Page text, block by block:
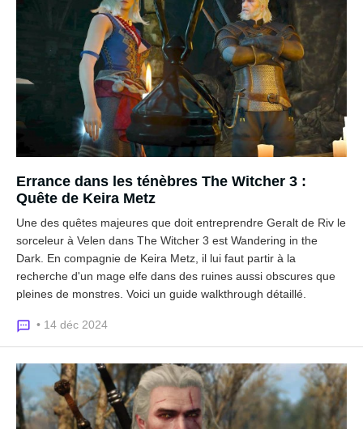
Errance dans les ténèbres The Witcher 3 :
Quête de Keira Metz
Une des quêtes majeures que doit entreprendre Geralt de Riv le
sorceleur à Velen dans The Witcher 3 est Wandering in the
Dark. En compagnie de Keira Metz, il lui faut partir à la
recherche d'un mage elfe dans des ruines aussi obscures que
pleines de monstres. Voici un guide walkthrough détaillé.
• 14 déc 2024